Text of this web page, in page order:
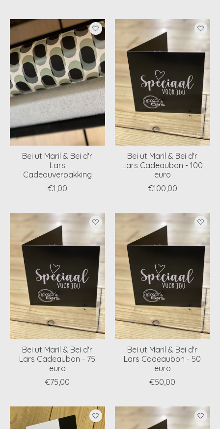
Bei ut Maril & Bei d'r
Lars
Cadeauverpakking
€1,00
Bei ut Maril & Bei d'r
Lars Cadeaubon - 100
euro
€100,00
Bei ut Maril & Bei d'r
Lars Cadeaubon - 75
euro
€75,00
Bei ut Maril & Bei d'r
Lars Cadeaubon - 50
euro
€50,00